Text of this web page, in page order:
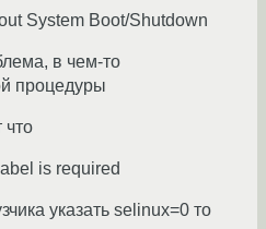
System Boot/Shutdown
в чем-то
процедуры
что
is required
указать selinux=0 то